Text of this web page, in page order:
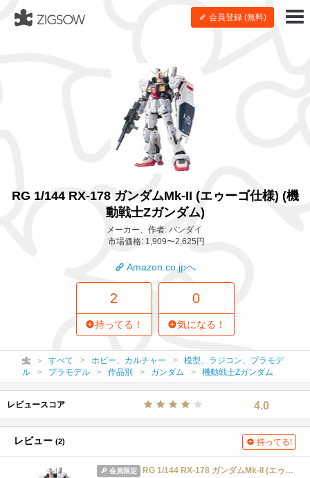
会員登録 (無料)
RG 1/144 RX-178 ガンダムMk-II (エゥーゴ仕様) (機
動戦士Zガンダム)
メーカー、作者: バンダイ
市場価格: 1,909〜2,625円
Amazon.co.jpへ
2
持ってる！
0
気になる！
すべて ホビー、カルチャー
模型、ラジコン、プラモデ
ル
プラモデル 作品別 ガンダム 機動戦士Zガンダム
レビュースコア 4.0
レビュー (2) 持ってる!
会員限定 RG 1/144 RX-178 ガンダムMk-II (エゥーゴ仕様) (機動戦士Zガンダム)